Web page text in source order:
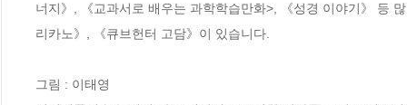
너지》, 《교과서로 배우는 과학학습만화>, 《성경 이야기》 등
리카노》, 《큐브헌터 고담》이 있습니다.
그림 : 이태영